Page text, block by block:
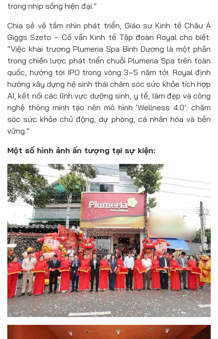
trong nhịp sống hiện đại.”
Chia sẻ về tầm nhìn phát triển, Giáo sư Kinh tế Châu Á
Giggs Szeto – Cố vấn Kinh tế Tập đoàn Royal cho biết:
“Việc khai trương Plumeria Spa Bình Dương là một phần
trong chiến lược phát triển chuỗi Plumeria Spa trên toàn
quốc, hướng tới IPO trong vòng 3–5 năm tới. Royal định
hướng xây dựng hệ sinh thái chăm sóc sức khỏe tích hợp
AI, kết nối các lĩnh vực dưỡng sinh, y tế, làm đẹp và công
nghệ thông minh tạo nên mô hình ‘Wellness 4.0’: chăm
sóc sức khỏe chủ động, dự phòng, cá nhân hóa và bền
vững.”
Một số hình ảnh ấn tượng tại sự kiện: